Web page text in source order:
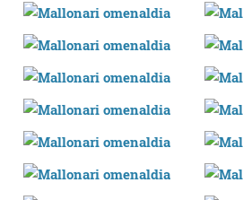
pertsonalizatuak eskaintzeko,
neurtzeko, jendeari buruzko
erabiltzen dituen hauta dezakezu.
interes komertzial legitimoetan
bazkideen zerrenda, beren ustez